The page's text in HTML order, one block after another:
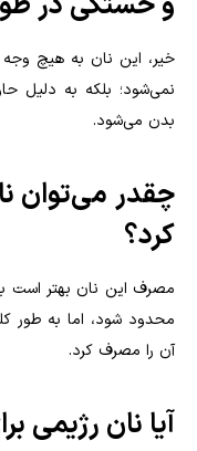
خیر، این نان به هیچ
نمی‌شود؛ بلکه به دلیل
بدن می‌شود.
چقدر می‌توان
کرد؟
مصرف این نان بهتر است
محدود شود، اما به طور
آن را مصرف کرد.
آیا نان